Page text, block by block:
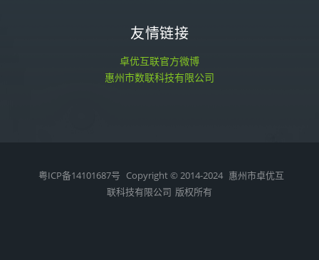
友情链接
卓优互联官方微博
惠州市数联科技有限公司
粤ICP备14101687号 Copyright © 2014-2024 惠州市卓优互
联科技有限公司 版权所有